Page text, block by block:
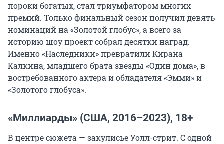
пороки богатых, стал триумфатором многих
премий. Только финальный сезон получил девять
номинаций на «Золотой глобус», а всего за
историю шоу проект собрал десятки наград.
Именно «Наследники» превратили Кирана
Калкина, младшего брата звезды «Один дома», в
востребованного актера и обладателя «Эмми» и
«Золотого глобуса».
«Миллиарды» (США, 2016–2023), 18+
В центре сюжета — закулисье Уолл-стрит. С одной